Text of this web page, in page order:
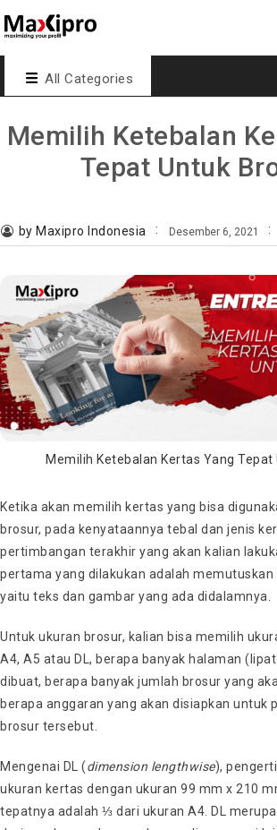
All Categories
Memilih Ketebalan
Tepat Untuk
by Maxipro Indonesia Desember 6, 2021
Memilih Ketebalan Kertas Yang Tepat
Ketika akan memilih kertas yang bisa
brosur, pada kenyataannya tebal dan jenis
pertimbangan terakhir yang akan kalian
pertama yang dilakukan adalah
yaitu teks dan gambar yang ada didalamnya.
Untuk ukuran brosur, kalian bisa memilih
A4, A5 atau DL, berapa banyak halaman
dibuat, berapa banyak jumlah brosur yang
berapa anggaran yang akan disiapkan untuk
brosur tersebut.
Mengenai DL (dimension lengthwise),
ukuran kertas dengan ukuran 99 mm x 210
tepatnya adalah ⅓ dari ukuran A4. DL